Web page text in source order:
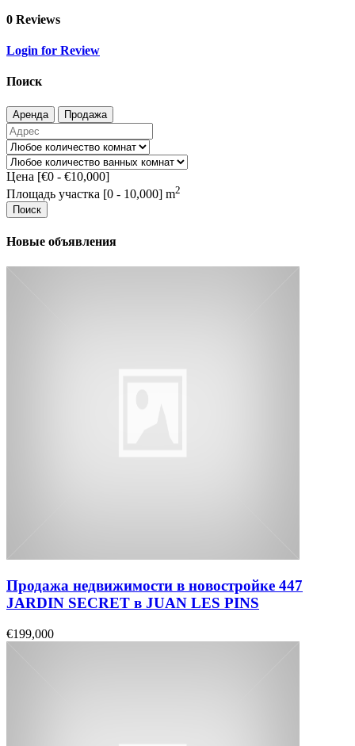
0 Reviews
Login for Review
Поиск
Аренда Продажа
Цена [€0 - €10,000]
Площадь участка [0 - 10,000] m2
Поиск
Новые объявления
Продажа недвижимости в новостройке 447
JARDIN SECRET в JUAN LES PINS
€199,000